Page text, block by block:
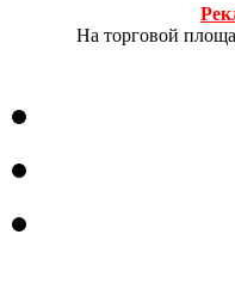
На торговой